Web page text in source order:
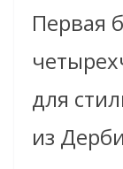
Первая
для
из